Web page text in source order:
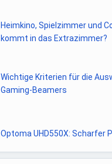
Heimkino, Spielzimmer und
kommt in das Extrazimmer?
Wichtige Kriterien für die
Gaming-Beamers
Optoma UHD550X: Scharfer